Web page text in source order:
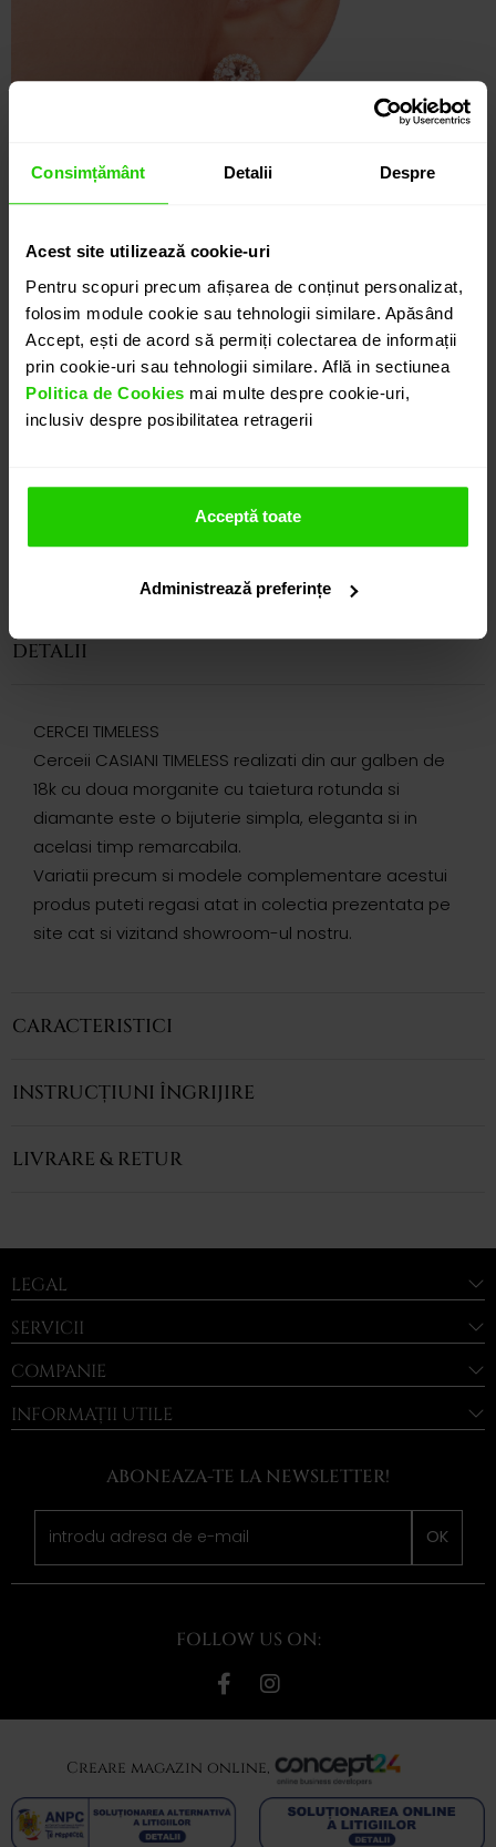
Consimțământ Detalii Despre
Acest site utilizează cookie-uri
Pentru scopuri precum afișarea de conținut personalizat,
folosim module cookie sau tehnologii similare. Apăsând
Accept, ești de acord să permiți colectarea de informații
prin cookie-uri sau tehnologii similare. Află in sectiunea
Politica de Cookies mai multe despre cookie-uri,
inclusiv despre posibilitatea retragerii
Acceptă toate
Administrează preferințe
DETALII
CERCEI TIMELESS
Cerceii CASIANI TIMELESS realizati din aur galben de
18k cu doua morganite cu taietura rotunda si
diamante este o bijuterie simpla, eleganta si in
acelasi timp remarcabila.
Variatii precum si modele complementare acestui
produs puteti regasi atat in colectia prezentata pe
site cat si vizitand showroom-ul nostru.
CARACTERISTICI
INSTRUCȚIUNI ÎNGRIJIRE
LIVRARE & RETUR
LEGAL
SERVICII
COMPANIE
INFORMAȚII UTILE
ABONEAZA-TE LA NEWSLETTER!
OK
FOLLOW US ON:
Creare magazin online,